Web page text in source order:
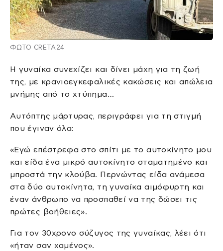
ΦΩΤΟ CRETA24
Η γυναίκα συνεχίζει και δίνει μάχη για τη ζωή
της, με κρανιοεγκεφαλικές κακώσεις και απώλεια
μνήμης από το χτύπημα…
Αυτόπτης μάρτυρας, περιγράφει για τη στιγμή
που έγιναν όλα:
«Εγώ επέστρεφα στο σπίτι με το αυτοκίνητο μου
και είδα ένα μικρό αυτοκίνητο σταματημένο και
μπροστά την κλούβα. Περνώντας είδα ανάμεσα
στα δύο αυτοκίνητα, τη γυναίκα αιμόφυρτη και
έναν άνθρωπο να προσπαθεί να της δώσει τις
πρώτες βοήθειες».
Για τον 30χρονο σύζυγος της γυναίκας, λέει ότι
«ήταν σαν χαμένος».